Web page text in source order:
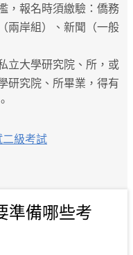
，報名時須繳驗：僑務
兩岸組）、新聞（一般
立大學研究院、所，或
研究院、所畢業，得有
二級考試
準備哪些考